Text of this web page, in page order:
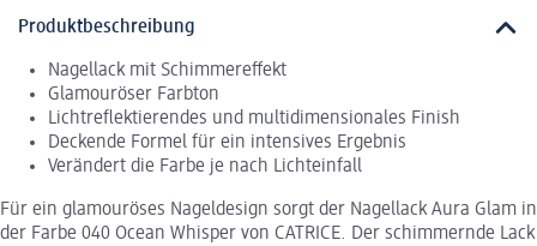
Produktbeschreibung
Nagellack mit Schimmereffekt
Glamouröser Farbton
Lichtreflektierendes und multidimensionales Finish
Deckende Formel für ein intensives Ergebnis
Verändert die Farbe je nach Lichteinfall
Für ein glamouröses Nageldesign sorgt der Nagellack Aura Glam in
der Farbe 040 Ocean Whisper von CATRICE. Der schimmernde Lack